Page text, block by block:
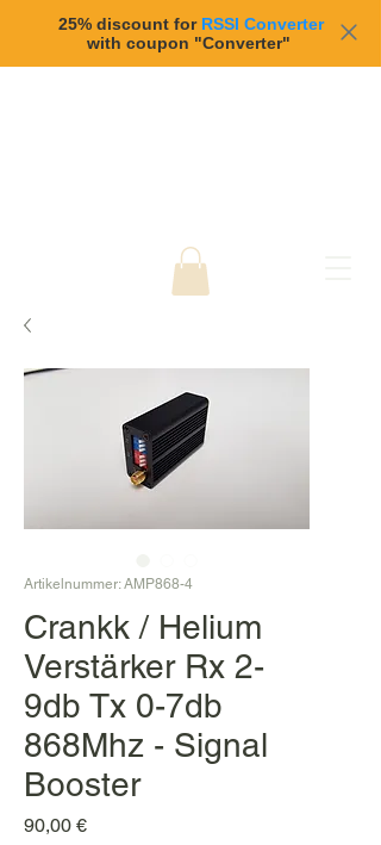
25% discount for RSSI Converter
with coupon "Converter"
Artikelnummer: AMP868-4
Crankk / Helium
Verstärker Rx 2-
9db Tx 0-7db
868Mhz - Signal
Booster
90,00 €Preis